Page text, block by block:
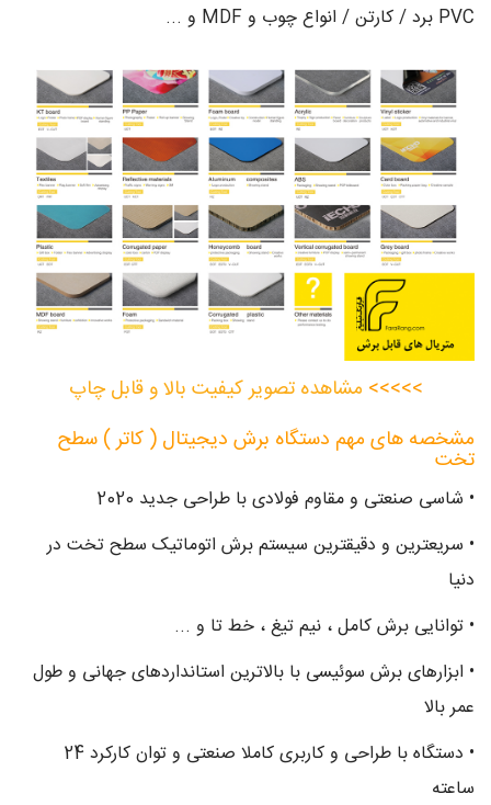
PVC برد / کارتن / انواع چوب و MDF و ...
>>>>> مشاهده تصویر کیفیت بالا و قابل چاپ
مشخصه های مهم دستگاه برش دیجیتال ( کاتر ) سطح
تخت
• شاسی صنعتی و مقاوم فولادی با طراحی جدید 2020
• سریعترین و دقیقترین سیستم برش اتوماتیک سطح تخت در
دنیا
• توانایی برش کامل ، نیم تیغ ، خط تا و ...
• ابزارهای برش سوئیسی با بالاترین استانداردهای جهانی و طول
عمر بالا
• دستگاه با طراحی و کاربری کاملا صنعتی و توان کارکرد 24
ساعته